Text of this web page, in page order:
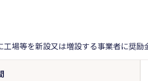
工場等を新設又は増設する事業者に奨